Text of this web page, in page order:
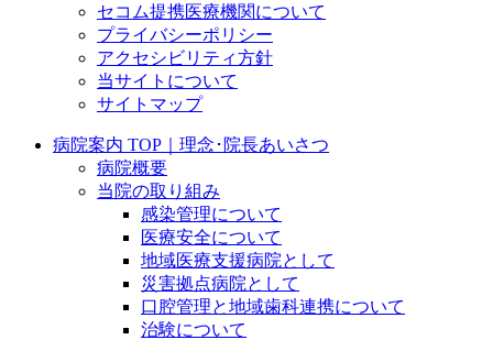
セコム提携医療機関について
プライバシーポリシー
アクセシビリティ方針
当サイトについて
サイトマップ
病院案内 TOP｜理念･院長あいさつ
病院概要
当院の取り組み
感染管理について
医療安全について
地域医療支援病院として
災害拠点病院として
口腔管理と地域歯科連携について
治験について